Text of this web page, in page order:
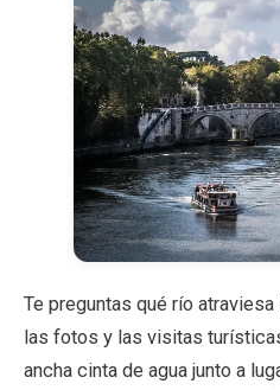
Te preguntas qué río
las fotos y las visitas
ancha cinta de agua junto a